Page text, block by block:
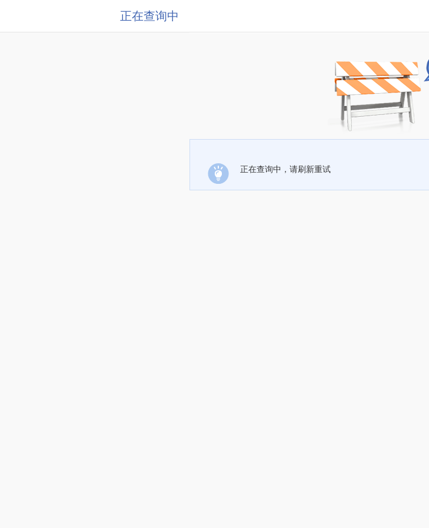
正在查询中
正在查询中，请刷新重试